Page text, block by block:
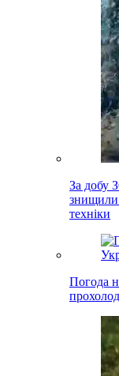
За добу
знищили
техніки
Погода